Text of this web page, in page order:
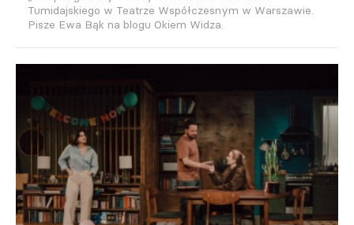
Tumidajskiego w Teatrze Współczesnym w Warszawie.
Pisze Ewa Bąk na blogu Okiem Widza.